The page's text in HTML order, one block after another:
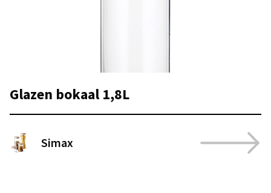
Glazen bokaal 1,8L
Simax